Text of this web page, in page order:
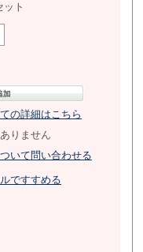
ット
の詳細はこちら
りません
いて問い合わせる
ですすめる